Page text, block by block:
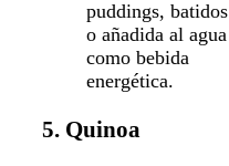
puddings, batidos
o añadida al agua
como bebida
energética.
5. Quinoa